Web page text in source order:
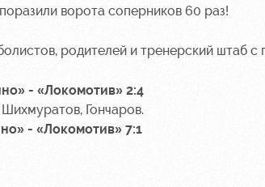
ворота соперников 60 раз!
родителей и тренерский штаб с
- «Локомотив» 2:4
Гончаров.
- «Локомотив» 7:1